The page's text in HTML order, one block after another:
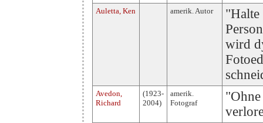
Auletta, Ken amerik. Autor
"Halte
wird
Avedon,
Richard
(1923-
2004)
amerik.
Fotograf